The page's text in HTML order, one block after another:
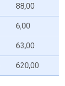
88,00
6,00
63,00
620,00